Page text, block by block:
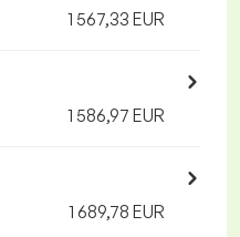
1 567,33 EUR
1 586,97 EUR
1 689,78 EUR